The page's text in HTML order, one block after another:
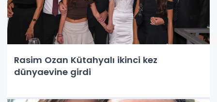
Rasim Ozan Kütahyalı ikinci kez
dünyaevine girdi